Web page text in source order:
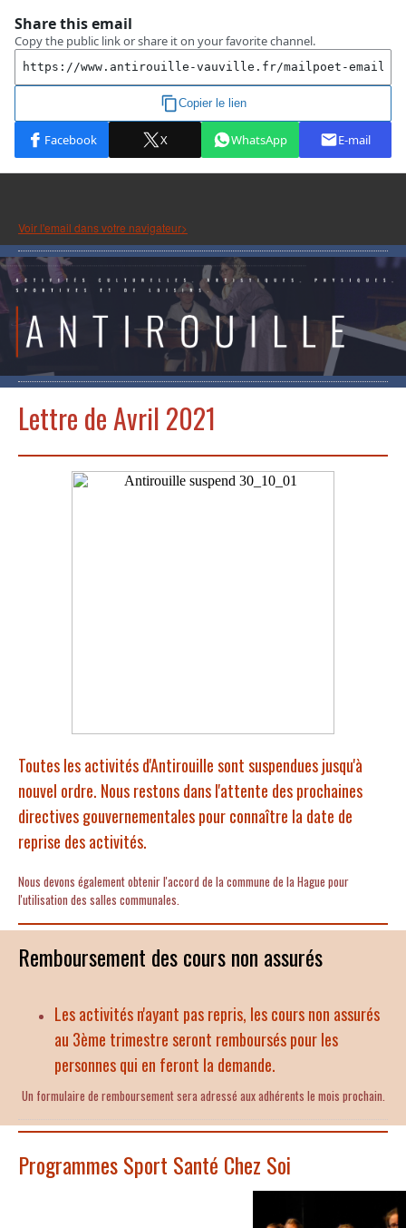
Voir l'email dans votre navigateur>
Lettre de Avril 2021
Toutes les activités d'Antirouille sont suspendues jusqu'à
nouvel ordre. Nous restons dans l'attente des prochaines
directives gouvernementales pour connaître la date de
reprise des activités.
Nous devons également obtenir l'accord de la commune de la Hague pour
l'utilisation des salles communales.
Remboursement des cours non assurés
Les activités n'ayant pas repris, les cours non assurés
au 3ème trimestre seront remboursés pour les
personnes qui en feront la demande.
Un formulaire de remboursement sera adressé aux adhérents le mois prochain.
Programmes Sport Santé Chez Soi